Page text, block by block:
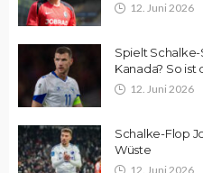
12. Juni 2026
Spielt
Kanada? So ist
12. Juni 2026
Schalke-Flop
Wüste
12. Juni 2026